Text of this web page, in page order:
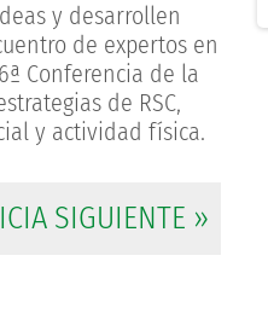
y desarrollen
de expertos en
Conferencia de la
de RSC,
y actividad física.
SIGUIENTE »